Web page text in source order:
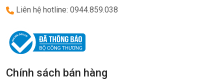
Liên hệ hotline: 0944.859.038
Chính sách bán hàng